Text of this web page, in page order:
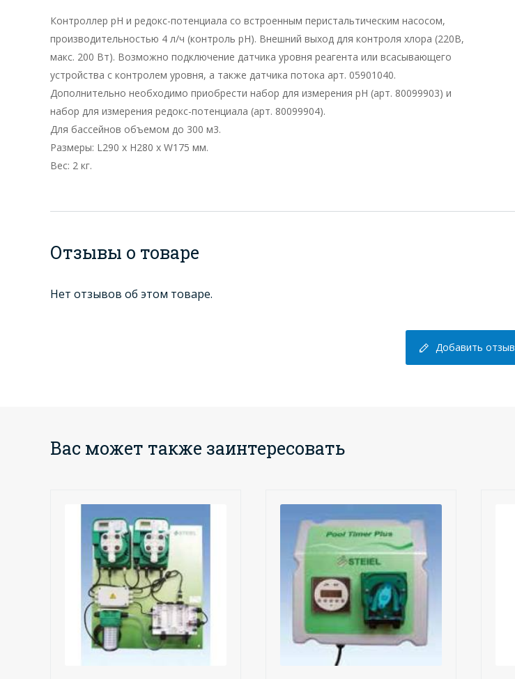
Контроллер рН и редокс-потенциала со встроенным перистальтическим насосом,
производительностью 4 л/ч (контроль pH). Внешний выход для контроля хлора (220В,
макс. 200 Вт). Возможно подключение датчика уровня реагента или всасывающего
устройства с контролем уровня, а также датчика потока арт. 05901040.
Дополнительно необходимо приобрести набор для измерения рН (арт. 80099903) и
набор для измерения редокс-потенциала (арт. 80099904).
Для бассейнов объемом до 300 м3.
Размеры: L290 х H280 х W175 мм.
Вес: 2 кг.
Отзывы о товаре
Нет отзывов об этом товаре.
Добавить отзыв
Вас может также заинтересовать